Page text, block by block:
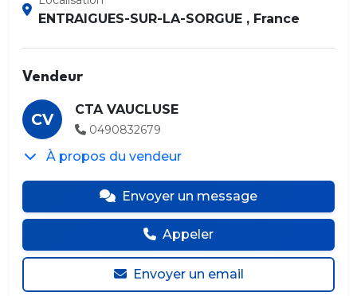
ENTRAIGUES-SUR-LA-SORGUE , France
Vendeur
CV
CTA VAUCLUSE
0490832679
À propos du vendeur
Envoyer un message
Appeler
Envoyer un email